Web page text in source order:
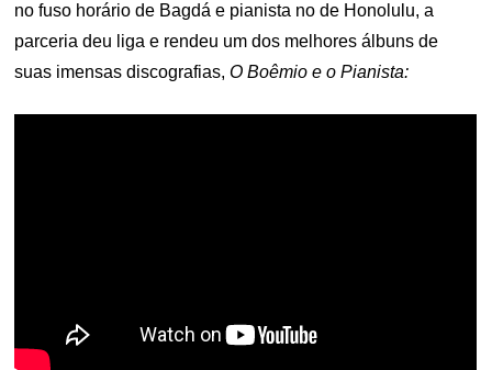
no fuso horário de Bagdá e pianista no de Honolulu, a
parceria deu liga e rendeu um dos melhores álbuns de
suas imensas discografias,O Boêmio e o Pianista: